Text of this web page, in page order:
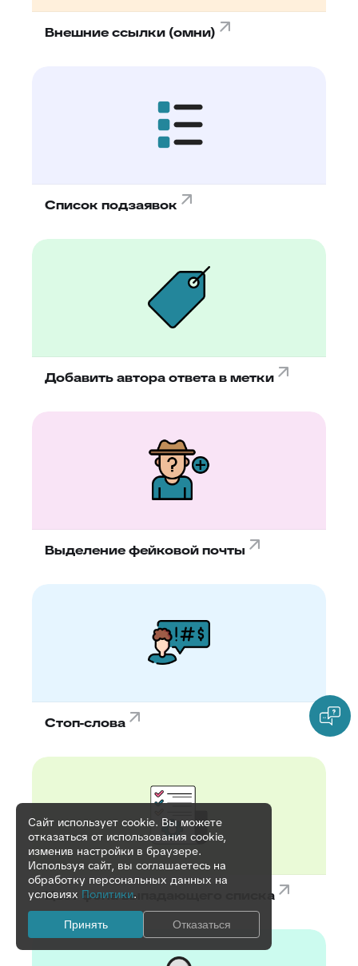
Внешние ссылки (омни)
Список подзаявок
Добавить автора ответа в метки
Выделение фейковой почты
Стоп-слова
Цвет фона выпадающего списка
Сайт использует cookie. Вы можете
отказаться от использования cookie,
изменив настройки в браузере.
Используя сайт, вы соглашаетесь на
обработку персональных данных на
условиях Политики.
Принять Отказаться